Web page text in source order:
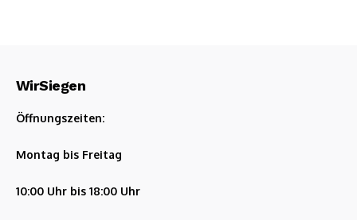
WirSiegen
Öffnungszeiten:
Montag bis Freitag
10:00 Uhr bis 18:00 Uhr